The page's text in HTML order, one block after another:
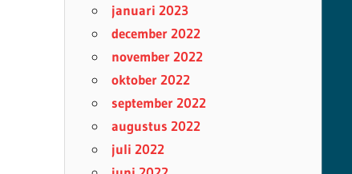
januari 2023
december 2022
november 2022
oktober 2022
september 2022
augustus 2022
juli 2022